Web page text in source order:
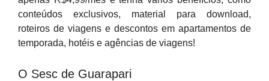
conteúdos exclusivos, material para download,
roteiros de viagens e descontos em apartamentos de
temporada, hotéis e agências de viagens!
O Sesc de Guarapari